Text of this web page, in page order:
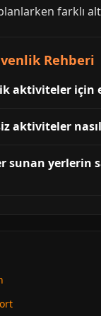
farklı
Rehberi
aktiviteler için
aktiviteler
yerlerin